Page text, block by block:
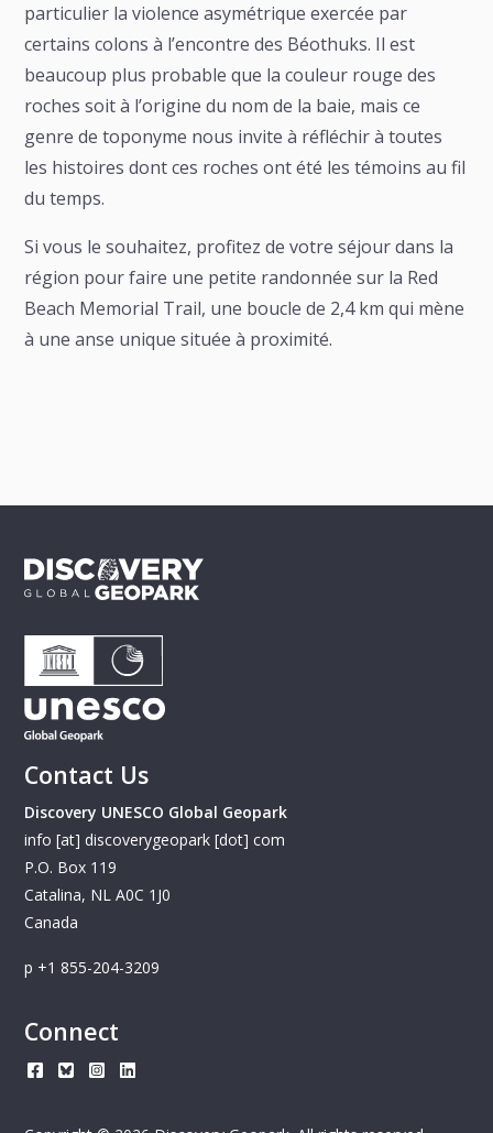
particulier la violence asymétrique exercée par
certains colons à l’encontre des Béothuks. Il est
beaucoup plus probable que la couleur rouge des
roches soit à l’origine du nom de la baie, mais ce
genre de toponyme nous invite à réfléchir à toutes
les histoires dont ces roches ont été les témoins au fil
du temps.
Si vous le souhaitez, profitez de votre séjour dans la
région pour faire une petite randonnée sur la Red
Beach Memorial Trail, une boucle de 2,4 km qui mène
à une anse unique située à proximité.
Contact Us
Discovery UNESCO Global Geopark
info [at] discoverygeopark [dot] com
P.O. Box 119
Catalina NL A0C 1J0
Canada
+1 855-204-3209
Connect